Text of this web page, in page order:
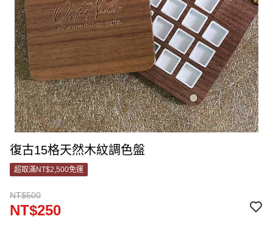
復古15格天然木紋調色盤
超取滿NT$2,500免運
NT$500
NT$250